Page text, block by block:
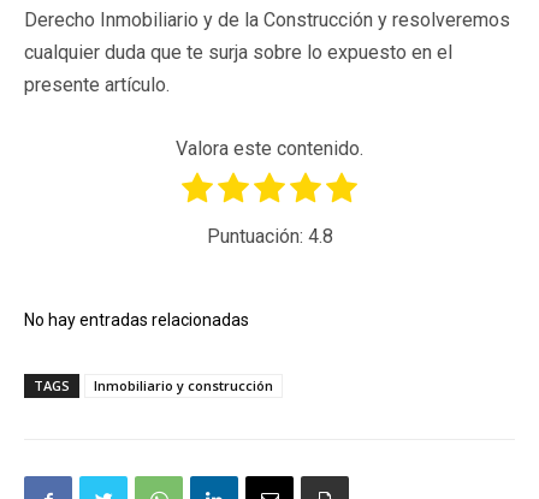
Derecho Inmobiliario y de la Construcción y resolveremos
cualquier duda que te surja sobre lo expuesto en el
presente artículo.
Valora este contenido.
Puntuación: 4.8
No hay entradas relacionadas
TAGS Inmobiliario y construcción